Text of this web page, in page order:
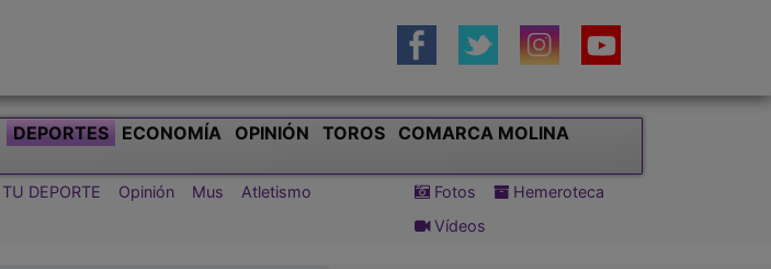
DEPORTES ECONOMÍA OPINIÓN TOROS
COMARCA MOLINA
TU DEPORTE Opinión Mus
Atletismo
Fotos
Hemeroteca
Vídeos